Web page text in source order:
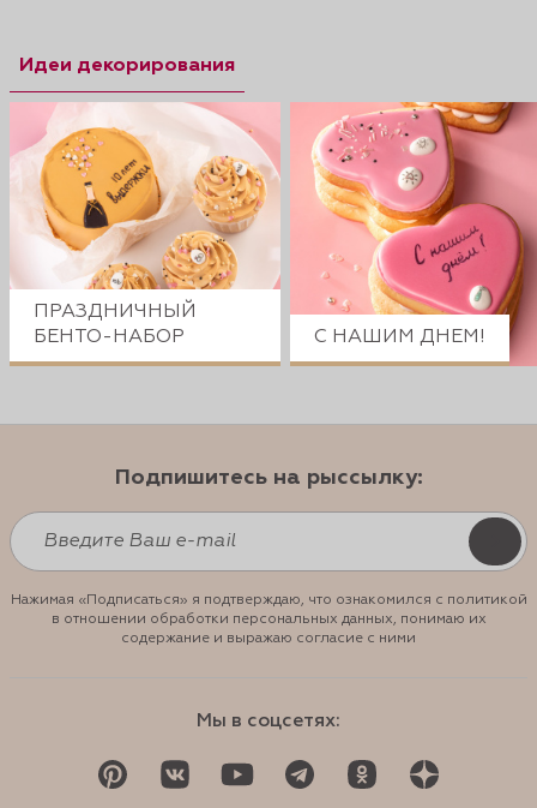
Идеи декорирования
ПРАЗДНИЧНЫЙ
БЕНТО-НАБОР
С НАШИМ ДНЕМ!
Подпишитесь на рыссылку:
Нажимая «Подписаться» я подтверждаю, что ознакомился с политикой
в отношении обработки персональных данных, понимаю их
содержание и выражаю согласие с ними
Мы в соцсетях: